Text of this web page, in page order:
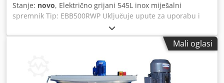
Stanje: novo, Električno grijani 545L inox miješalni
spremnik Tip: EBB500RWP Uključuje upute za uporabu i
deklaraciju o sukladnosti CE. Dvostruka stijenka je
napunjena termo uljem koje se zagrijava električnim
grijačem. Alternativno dostupan s drugim miješalima i u
drugim veličinama. Volumen: 545L Dimenzije cca: Ø
950mm x cilindrična visina 880mm Ukupna visina: 1120mm
+ mjenjač za miješalo Dodpfx Aijw Dy Ddovsck Materijal:
Mali oglasi